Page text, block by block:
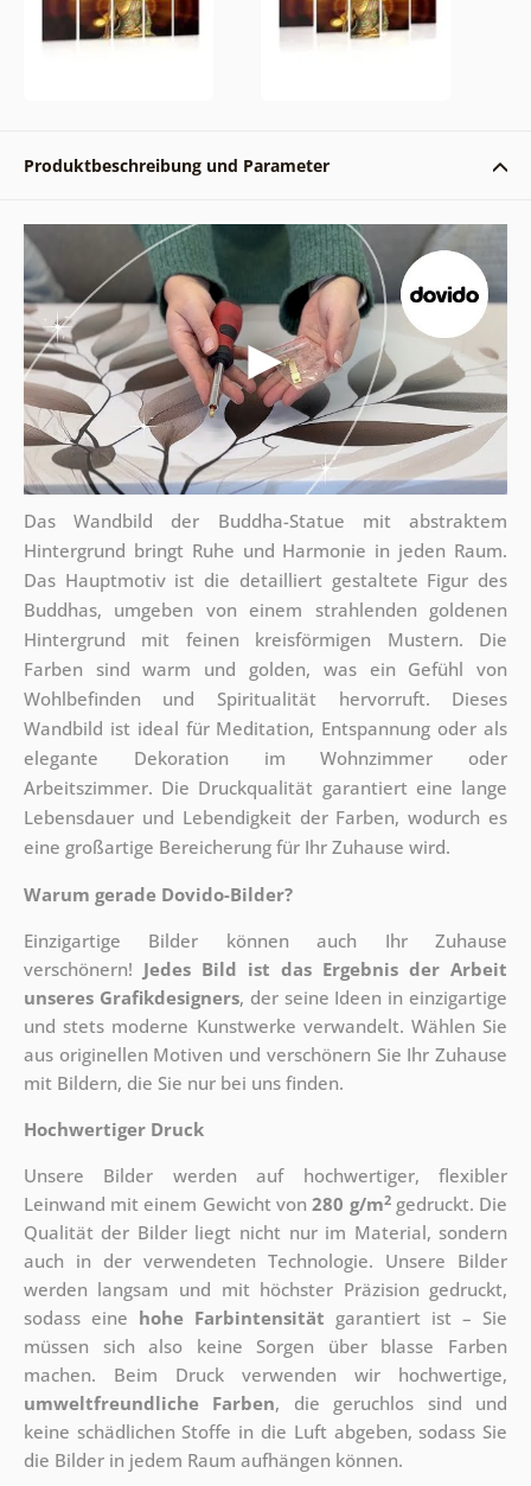
Produktbeschreibung und Parameter
Das Wandbild der Buddha-Statue mit abstraktem
Hintergrund bringt Ruhe und Harmonie in jeden Raum.
Das Hauptmotiv ist die detailliert gestaltete Figur des
Buddhas, umgeben von einem strahlenden goldenen
Hintergrund mit feinen kreisförmigen Mustern. Die
Farben sind warm und golden, was ein Gefühl von
Wohlbefinden und Spiritualität hervorruft. Dieses
Wandbild ist ideal für Meditation, Entspannung oder als
elegante Dekoration im Wohnzimmer oder
Arbeitszimmer. Die Druckqualität garantiert eine lange
Lebensdauer und Lebendigkeit der Farben, wodurch es
eine großartige Bereicherung für Ihr Zuhause wird.
Warum gerade Dovido-Bilder?
Einzigartige Bilder können auch Ihr Zuhause
verschönern! Jedes Bild ist das Ergebnis der Arbeit
unseres Grafikdesigners, der seine Ideen in einzigartige
und stets moderne Kunstwerke verwandelt. Wählen Sie
aus originellen Motiven und verschönern Sie Ihr Zuhause
mit Bildern, die Sie nur bei uns finden.
Hochwertiger Druck
Unsere Bilder werden auf hochwertiger, flexibler
Leinwand mit einem Gewicht von280 g/m2gedruckt. Die
Qualität der Bilder liegt nicht nur im Material, sondern
auch in der verwendeten Technologie. Unsere Bilder
werden langsam und mit höchster Präzision gedruckt,
sodass eine hohe Farbintensität garantiert ist – Sie
müssen sich also keine Sorgen über blasse Farben
machen. Beim Druck verwenden wir hochwertige,
umweltfreundliche Farben, die geruchlos sind und
keine schädlichen Stoffe in die Luft abgeben, sodass Sie
die Bilder in jedem Raum aufhängen können.